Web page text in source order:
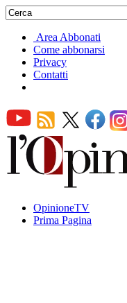
Area Abbonati
Come abbonarsi
Privacy
Contatti
OpinioneTV
Prima Pagina